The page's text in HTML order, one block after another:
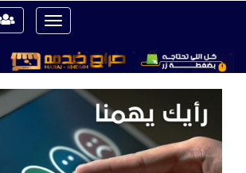
Toggle
navigation